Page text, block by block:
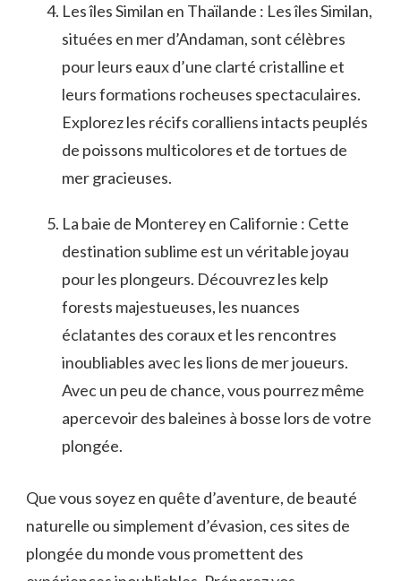
Les ​îles Similan en ‍Thaïlande : Les îles Similan,
situées en mer ​d’Andaman, sont célèbres
pour leurs eaux ⁢d’une​ clarté cristalline et
leurs formations rocheuses spectaculaires.
Explorez les récifs coralliens intacts peuplés
de poissons multicolores et de tortues de
mer gracieuses.
La ⁢baie‌ de Monterey ⁣en ​Californie : Cette‍
destination sublime est un véritable joyau
pour‌ les plongeurs. Découvrez les kelp
forests ⁢majestueuses, les nuances⁤
éclatantes des coraux et les rencontres
inoubliables avec ⁢les lions⁣ de mer joueurs.
⁣Avec un peu de chance, vous pourrez‍ même
apercevoir des baleines ‌à bosse lors ⁣de votre⁢
plongée.
Que vous soyez en‍ quête d’aventure, de ⁣beauté
‌naturelle ou simplement d’évasion, ces sites de
plongée du monde ⁢vous promettent des